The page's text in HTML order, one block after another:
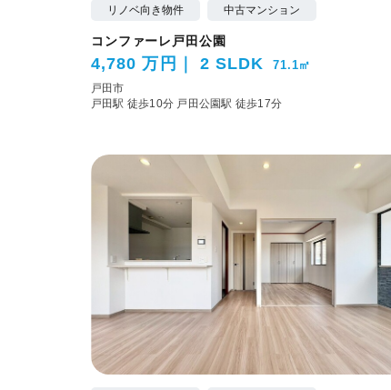
リノベ向き物件 中古マンション
コンファーレ戸田公園
4,780 万円 2 SLDK 71.1㎡
戸田市
戸田駅 徒歩10分 戸田公園駅 徒歩17分